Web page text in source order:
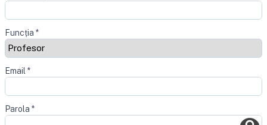
Funcția *
Email *
Parola *